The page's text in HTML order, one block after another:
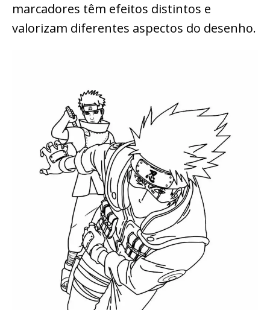
marcadores têm efeitos distintos e
valorizam diferentes aspectos do desenho.